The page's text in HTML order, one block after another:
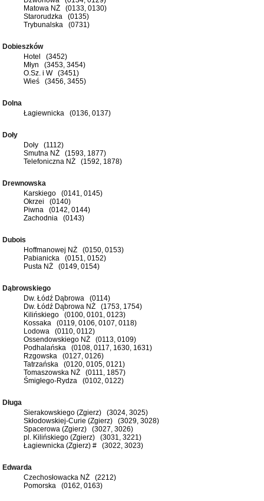
Matowa NŻ (0133, 0130)
Starorudzka (0135)
Trybunalska (0731)
Dobieszków
Hotel (3452)
Młyn (3453, 3454)
O.Sz. i W (3451)
Wieś (3456, 3455)
Dolna
Łagiewnicka (0136, 0137)
Doły
Doły (1112)
Smutna NŻ (1593, 1877)
Telefoniczna NŻ (1592, 1878)
Drewnowska
Karskiego (0141, 0145)
Okrzei (0140)
Piwna (0142, 0144)
Zachodnia (0143)
Dubois
Hoffmanowej NŻ (0150, 0153)
Pabianicka (0151, 0152)
Pusta NŻ (0149, 0154)
Dąbrowskiego
Dw. Łódź Dąbrowa (0114)
Dw. Łódź Dąbrowa NŻ (1753, 1754)
Kilińskiego (0100, 0101, 0123)
Kossaka (0119, 0106, 0107, 0118)
Lodowa (0110, 0112)
Ossendowskiego NŻ (0113, 0109)
Podhalańska (0108, 0117, 1630, 1631)
Rzgowska (0127, 0126)
Tatrzańska (0120, 0105, 0121)
Tomaszowska NŻ (0111, 1857)
Śmigłego-Rydza (0102, 0122)
Długa
Sierakowskiego (Zgierz) (3024, 3025)
Skłodowskiej-Curie (Zgierz) (3029, 3028)
Spacerowa (Zgierz) (3027, 3026)
pl. Kilińskiego (Zgierz) (3031, 3221)
Łagiewnicka (Zgierz) # (3022, 3023)
Edwarda
Czechosłowacka NŻ (2212)
Pomorska (0162, 0163)